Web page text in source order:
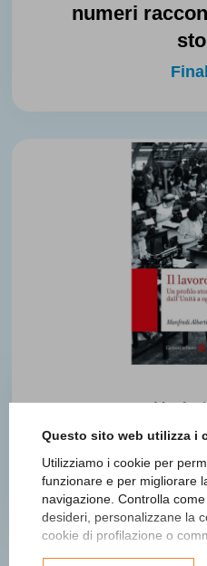
Questo sito web utilizza i
Utilizziamo i cookie per
funzionare e per migliorare
navigazione. Controlla
desideri, personalizzane la
cookie di profilazione o
numeri
Il lavoro in
storico